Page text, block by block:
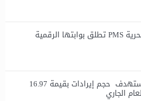
خدمات البترول البحرية PMS تطلق بوابتها الرقمية
عاجل .. سيدبك تستهدف حجم إيرادات بقيمة 16.97
الجاري